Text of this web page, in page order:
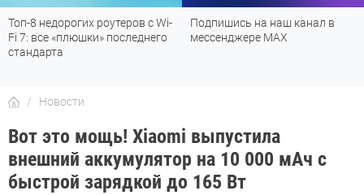
Подпишись на наш канал в
мессенджере МАХ
Рейтинг телевизоров 2026:
лучшие модели для гостиной,
Новости
Вот это мощь! Xiaomi выпустила
внешний аккумулятор на 10 000 мАч с
быстрой зарядкой до 165 Вт